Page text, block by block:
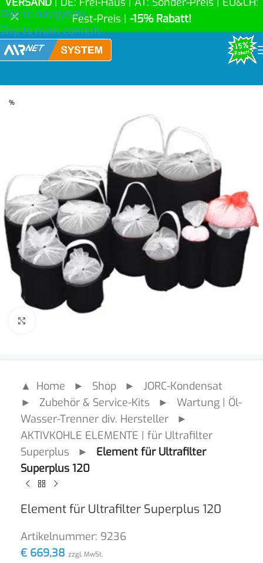
Skip to navigation
Skip to main content
Fest-Preis | -15% Rabatt!
%
▲ Home ► Shop ► JORC-Kondensat
► Zubehör & Service-Kits ► Wartung | Öl-
Wasser-Trenner div. Hersteller ►
AKTIVKOHLE ELEMENTE | für Ultrafilter
Superplus ► Element für Ultrafilter
Superplus 120
Element für Ultrafilter Superplus 120
Artikelnummer: 9236
€ 669,38 zzgl. MwSt.